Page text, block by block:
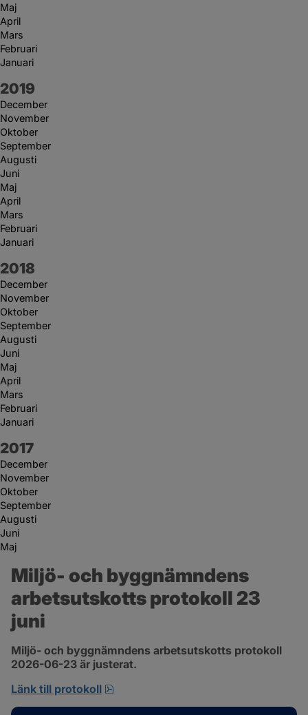
Maj
April
Mars
Februari
Januari
År:
2019
December
November
Oktober
September
Augusti
Juni
Maj
April
Mars
Februari
Januari
År:
2018
December
November
Oktober
September
Augusti
Juni
Maj
April
Mars
Februari
Januari
År:
2017
December
November
Oktober
September
Augusti
Juni
Maj
Miljö- och byggnämndens
arbetsutskotts protokoll 23
juni
Miljö- och byggnämndens arbetsutskotts protokoll
2026-06-23 är justerat.
Länk till protokoll